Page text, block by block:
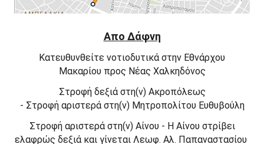
Απο Δάφνη
Κατευθυνθείτε νοτιοδυτικά στην Εθνάρχου
Μακαρίου προς Νέας Χαλκηδόνος
Στροφή δεξιά στη(ν) Ακροπόλεως
- Στροφή αριστερά στη(ν) Μητροπολίτου Ευθυβούλη
Στροφή αριστερά στη(ν) Αίνου - Η Αίνου στρίβει
ελαφρώς δεξιά και γίνεται Λεωφ. Αλ. Παπαναστασίου